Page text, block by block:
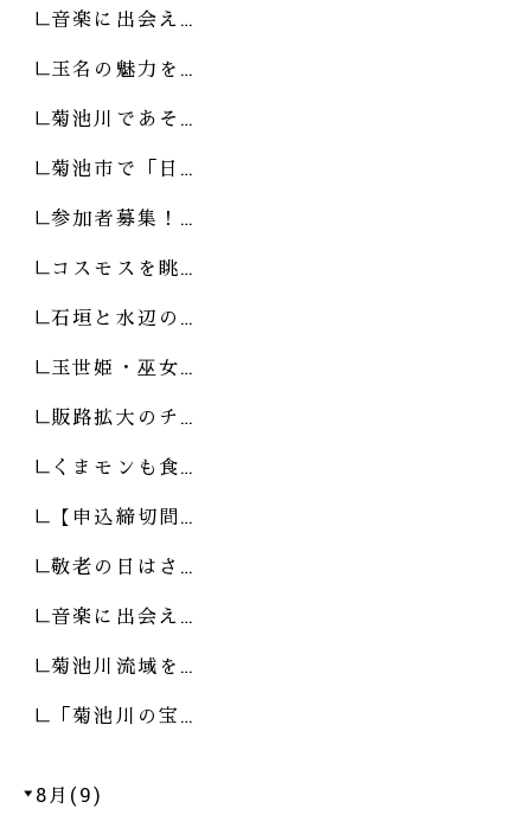
音楽に出会え…
玉名の魅力を…
菊池川であそ…
菊池市で「日…
参加者募集！…
コスモスを眺…
石垣と水辺の…
玉世姫・巫女…
販路拡大のチ…
くまモンも食…
【申込締切間…
敬老の日はさ…
音楽に出会え…
菊池川流域を…
「菊池川の宝…
8月(9)